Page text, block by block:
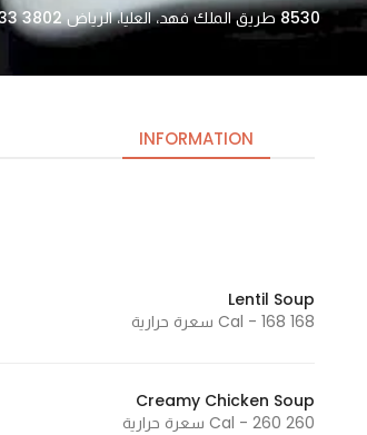
8530 طريق الملك فهد، العليا، الرياض 12333 3802، السعودية
INFORMATION
Lentil Soup
168 Cal - 168 سعرة حرارية
Creamy Chicken Soup
260 Cal - 260 سعرة حرارية
cookies
are not
needed